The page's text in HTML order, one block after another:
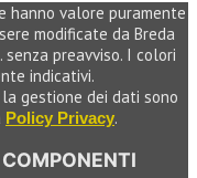
hanno valore puramente
modificate da Breda
senza preavviso. I colori
indicativi.
gestione dei dati sono
Policy Privacy.